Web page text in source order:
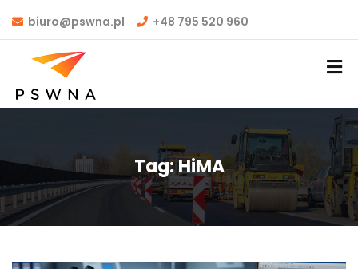
biuro@pswna.pl +48 795 520 960
Tag:HiMA